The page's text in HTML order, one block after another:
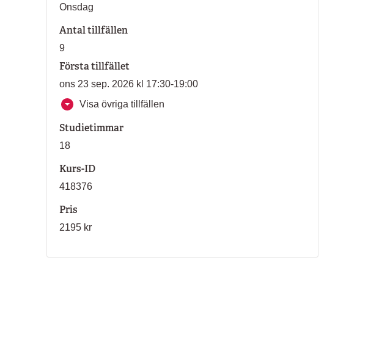
Onsdag
Antal tillfällen
9
Första tillfället
ons 23 sep. 2026 kl 17:30-19:00
Visa övriga tillfällen
Studietimmar
18
Kurs-ID
418376
Pris
2195 kr